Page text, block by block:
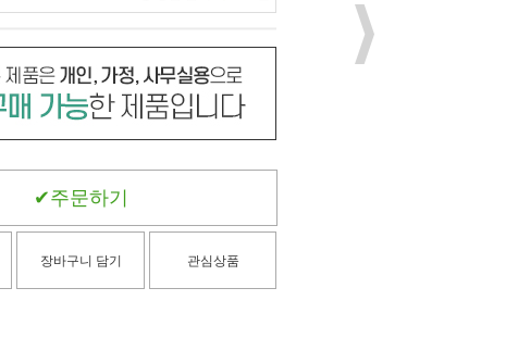
주문하기
장바구니 담기 관심상품